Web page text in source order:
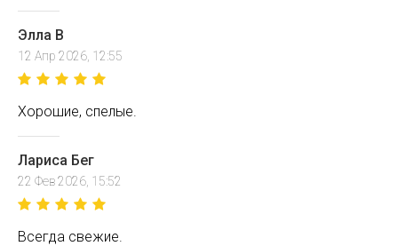
Элла В
12 Апр 2026, 12:55
Хорошие, спелые.
Лариса Бег
22 Фев 2026, 15:52
Всегда свежие.